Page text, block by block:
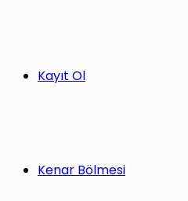
Kayıt Ol
Kenar Bölmesi